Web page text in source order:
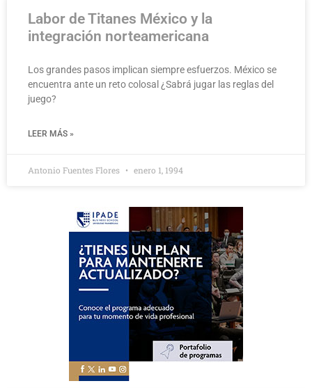
Labor de Titanes México y la
integración norteamericana
Los grandes pasos implican siempre esfuerzos. México se
encuentra ante un reto colosal ¿Sabrá jugar las reglas del
juego?
LEER MÁS »
Antonio Fuentes Flores enero 1, 1994